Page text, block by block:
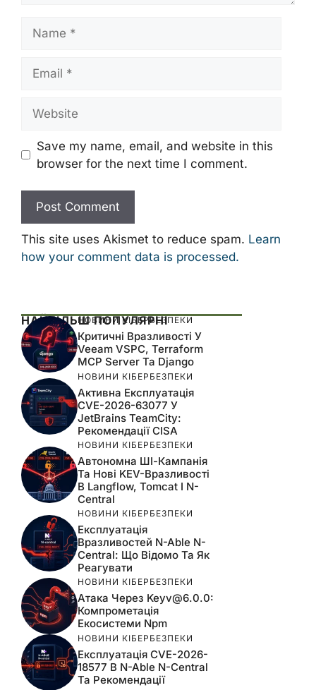
Save my name, email, and website in this
browser for the next time I comment.
This site uses Akismet to reduce spam. Learn
how your comment data is processed.
НАЙБІЛЬШ ПОПУЛЯРНІ
НОВИНИ КІБЕРБЕЗПЕКИ
Критичні Вразливості У
Veeam VSPC, Terraform
MCP Server Та Django
НОВИНИ КІБЕРБЕЗПЕКИ
Активна Експлуатація
CVE-2026-63077 У
JetBrains TeamCity:
Рекомендації CISA
НОВИНИ КІБЕРБЕЗПЕКИ
Автономна ШІ-Кампанія
Та Нові KEV-Вразливості
В Langflow, Tomcat І N-
Central
НОВИНИ КІБЕРБЕЗПЕКИ
Експлуатація
Вразливостей N-Able N-
Central: Що Відомо Та Як
Реагувати
НОВИНИ КІБЕРБЕЗПЕКИ
Атака Через Keyv@6.0.0:
Компрометація
Екосистеми Npm
НОВИНИ КІБЕРБЕЗПЕКИ
Експлуатація CVE-2026-
18577 В N-Able N-Central
Та Рекомендації